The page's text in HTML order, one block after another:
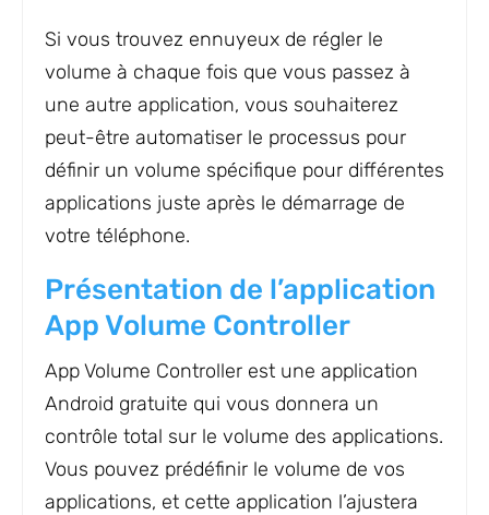
Si vous trouvez ennuyeux de régler le
volume à chaque fois que vous passez à
une autre application, vous souhaiterez
peut-être automatiser le processus pour
définir un volume spécifique pour différentes
applications juste après le démarrage de
votre téléphone.
Présentation de l’application
App Volume Controller
App Volume Controller est une application
Android gratuite qui vous donnera un
contrôle total sur le volume des applications.
Vous pouvez prédéfinir le volume de vos
applications, et cette application l’ajustera